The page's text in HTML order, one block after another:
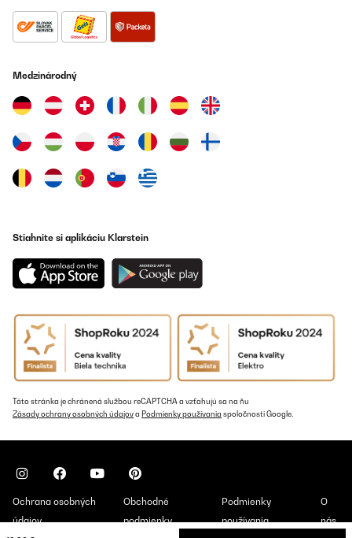
Medzinárodný
Stiahnite si aplikáciu Klarstein
Táto stránka je chránená službou reCAPTCHA a vzťahujú sa na ňu
Zásady ochrany osobných údajova Podmienky používania spoločnosti Google.
Ochrana osobných
údajov
Obchodné
podmienky
Podmienky
používania
O
nás